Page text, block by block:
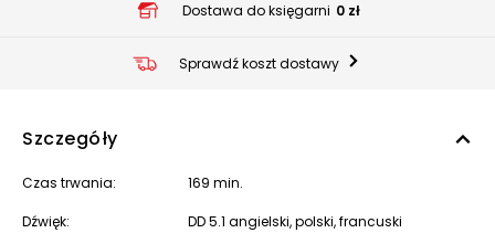
Dostawa do księgarni 0 zł
Sprawdź koszt dostawy
Szczegóły
Czas trwania: 169 min.
Dźwięk: DD 5.1 angielski, polski, francuski